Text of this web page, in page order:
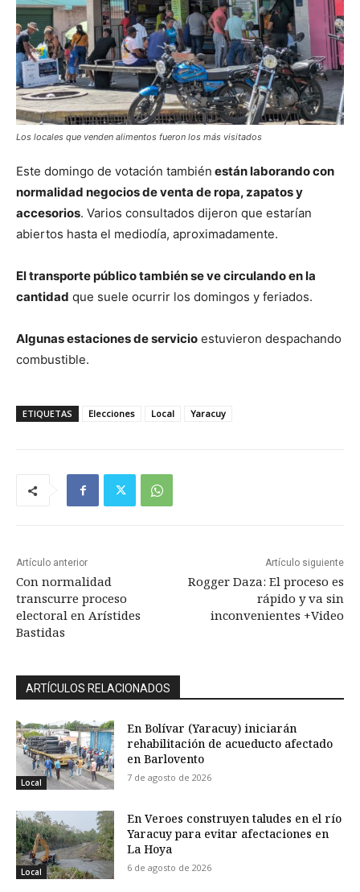
Los locales que venden alimentos fueron los más visitados
Este domingo de votación también están laborando con
normalidad negocios de venta de ropa, zapatos y
accesorios. Varios consultados dijeron que estarían
abiertos hasta el mediodía, aproximadamente.
El transporte público también se ve circulando en la
cantidad que suele ocurrir los domingos y feriados.
Algunas estaciones de servicio estuvieron despachando
combustible.
ETIQUETAS Elecciones Local Yaracuy
Artículo anterior
Con normalidad
transcurre proceso
electoral en Arístides
Bastidas
Artículo siguiente
Rogger Daza: El proceso es
rápido y va sin
inconvenientes +Video
ARTÍCULOS RELACIONADOS
Local
En Bolívar (Yaracuy) iniciarán
rehabilitación de acueducto afectado
en Barlovento
7 de agosto de 2026
Local
En Veroes construyen taludes en el río
Yaracuy para evitar afectaciones en
La Hoya
6 de agosto de 2026